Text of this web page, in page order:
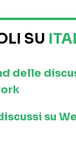
SU
delle
su